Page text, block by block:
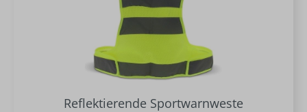
Reflektierende Sportwarnweste